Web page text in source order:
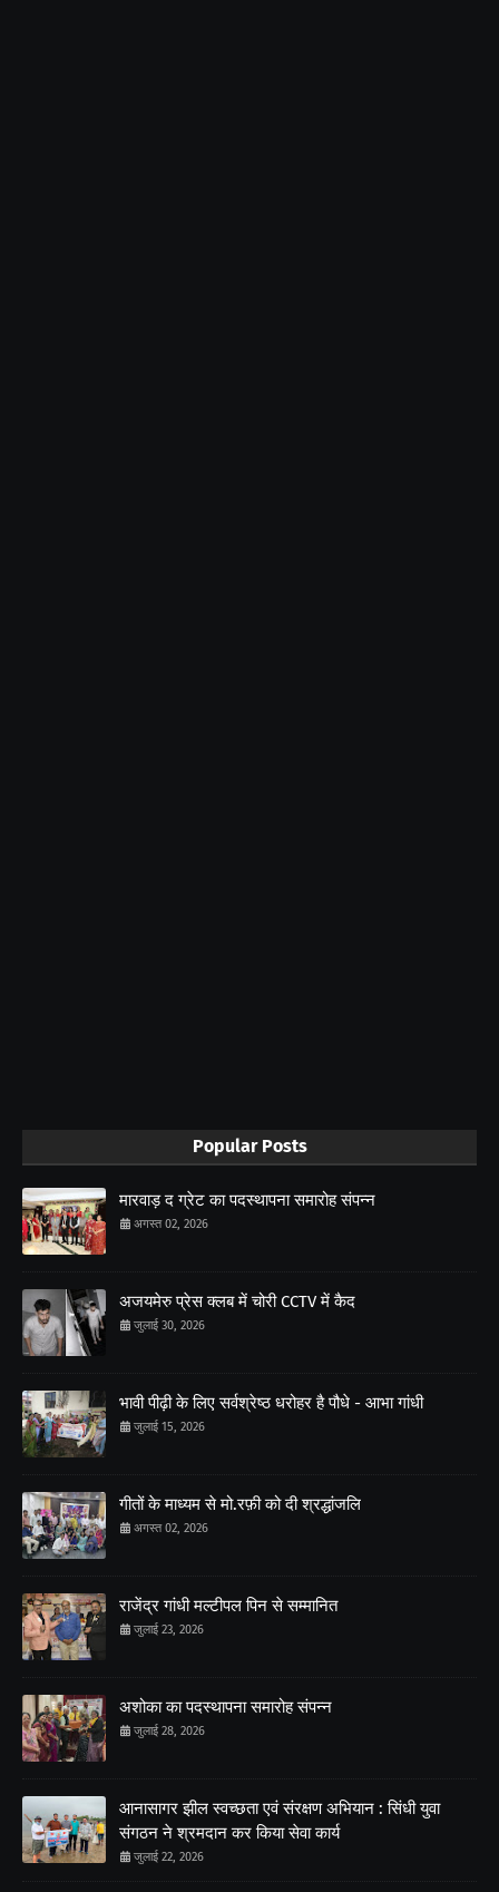
Popular Posts
मारवाड़ द ग्रेट का पदस्थापना समारोह संपन्न
अगस्त 02, 2026
अजयमेरु प्रेस क्लब में चोरी CCTV में कैद
जुलाई 30, 2026
भावी पीढ़ी के लिए सर्वश्रेष्ठ धरोहर है पौधे - आभा गांधी
जुलाई 15, 2026
गीतों के माध्यम से मो.रफ़ी को दी श्रद्धांजलि
अगस्त 02, 2026
राजेंद्र गांधी मल्टीपल पिन से सम्मानित
जुलाई 23, 2026
अशोका का पदस्थापना समारोह संपन्न
जुलाई 28, 2026
आनासागर झील स्वच्छता एवं संरक्षण अभियान : सिंधी युवा
संगठन ने श्रमदान कर किया सेवा कार्य
जुलाई 22, 2026